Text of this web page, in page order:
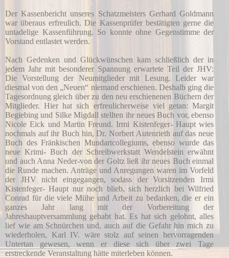
Der Kassenbericht unseres Schatzmeisters Gerhard Goldmann
war überaus erfreulich. Die Kassenprüfer bestätigten gerne die
untadelige Kassenführung. So konnte ohne Gegenstimme der
Vorstand entlastet werden.
Nach Gedenken und Glückwünschen kam schließlich der in
jedem Jahr mit besonderer Spannung erwartete Teil der JHV:
Die Vorstellung der Neumitglieder mit Lesung. Leider war
diesmal von den „Neuen“ niemand erschienen. Deshalb ging die
Tagesordnung gleich über zu den neu erschienenen Büchern der
Mitglieder. Hier hat sich erfreulicherweise viel getan: Margit
Begiebing und Silke Migdall stellten ihr neues Buch vor, ebenso
Nicole Eick und Martin Freund. Irmi Kistenfeger- Haupt wies
nochmals auf ihr Buch hin, Dr. Norbert Autenrieth auf das neue
Buch des Fränkischen Mundartcollegiums, ebenso wurde das
neue Krimi- Buch der Schreibwerkstatt Wendelstein erwähnt
und auch Anna Neder-von der Goltz ließ ihr neues Buch einmal
die Runde machen. Anträge und Anregungen waren im Vorfeld
der JHV nicht eingegangen, sodass der Vorsitzenden Irmi
Kistenfeger- Haupt nur noch blieb, sich herzlich bei Wilfried
Conrad für die viele Mühe und Arbeit zu bedanken, die er ein
ganzes Jahr lang mit der Vorbereitung der
Jahreshauptversammlung gehabt hat. Es hat sich gelohnt, alles
lief wie am Schnürchen und, auch auf die Gefahr hin mich zu
wiederholen, Karl IV. wäre stolz auf seinen hervorragenden
Untertan gewesen, wenn er diese sich über zwei Tage
erstreckende Veranstaltung hätte miterleben können.